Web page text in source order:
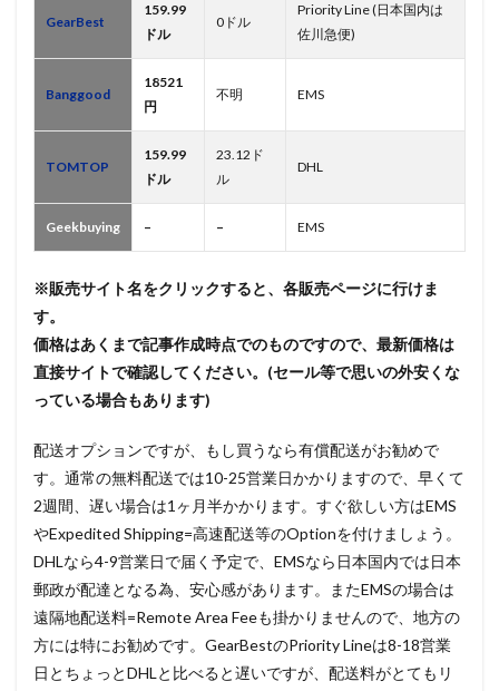
GearBest
159.99
ドル
0ドル
Priority Line (日本国内は
佐川急便)
Banggood
18521
円
不明 EMS
TOMTOP
159.99
ドル
23.12ド
ル
DHL
Geekbuying – – EMS
※販売サイト名をクリックすると、各販売ページに行けま
す。
価格はあくまで記事作成時点でのものですので、最新価格は
直接サイトで確認してください。(セール等で思いの外安くな
っている場合もあります)
配送オプションですが、もし買うなら有償配送がお勧めで
す。通常の無料配送では10-25営業日かかりますので、早くて
2週間、遅い場合は1ヶ月半かかります。すぐ欲しい方はEMS
やExpedited Shipping=高速配送等のOptionを付けましょう。
DHLなら4-9営業日で届く予定で、EMSなら日本国内では日本
郵政が配達となる為、安心感があります。またEMSの場合は
遠隔地配送料=Remote Area Feeも掛かりませんので、地方の
方には特にお勧めです。GearBestのPriority Lineは8-18営業
日とちょっとDHLと比べると遅いですが、配送料がとてもリ